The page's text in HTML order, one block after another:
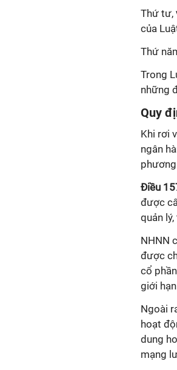
Thứ tư,
của
Thứ
Trong
những
Quy
Khi rơi
ngân
Điều
được
quản
NHNN
được
cổ
giới
Ngoài
hoạt
dung
mạng